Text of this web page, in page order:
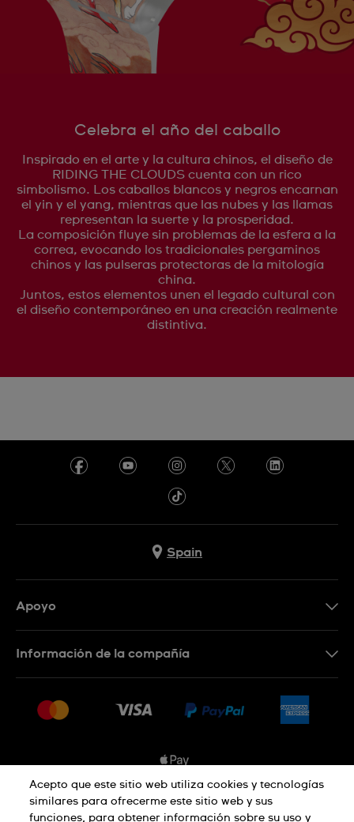
Celebra el año del caballo
Inspirado en el arte y la cultura chinos, el diseño de
RIDING THE CLOUDS cuenta con un rico
simbolismo. Los caballos blancos y negros encarnan
el yin y el yang, mientras que las nubes y las llamas
representan la suerte y la prosperidad.
La composición fluye sin problemas de la esfera a la
correa, evocando los tradicionales pergaminos
chinos y las pulseras protectoras de la mitología
china.
Juntos, estos elementos unen el legado cultural con
el diseño contemporáneo en una creación realmente
distintiva.
Spain
Apoyo
Devoluciones
Sistema de información
Desistimiento del contrato
Información de la compañía
Empleo
Aviso de privacidad Aviso sobre cookies
Acepto que este sitio web utiliza cookies y tecnologías
similares para ofrecerme este sitio web y sus
funciones, para obtener información sobre su uso y